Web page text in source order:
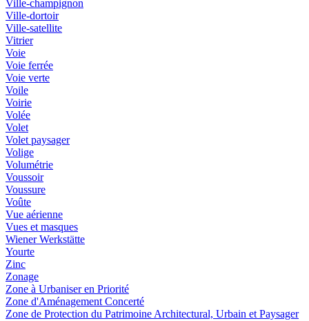
Ville-champignon
Ville-dortoir
Ville-satellite
Vitrier
Voie
Voie ferrée
Voie verte
Voile
Voirie
Volée
Volet
Volet paysager
Volige
Volumétrie
Voussoir
Voussure
Voûte
Vue aérienne
Vues et masques
Wiener Werkstätte
Yourte
Zinc
Zonage
Zone à Urbaniser en Priorité
Zone d'Aménagement Concerté
Zone de Protection du Patrimoine Architectural, Urbain et Paysager